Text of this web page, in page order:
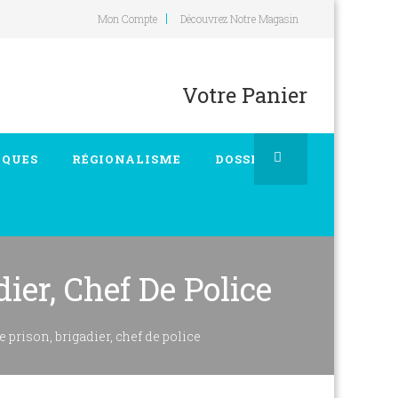
Mon Compte Découvrez Notre Magasin
Votre Panier
RÉGIONALISME DOSSIERS
Chef De Police
prison, brigadier, chef de police